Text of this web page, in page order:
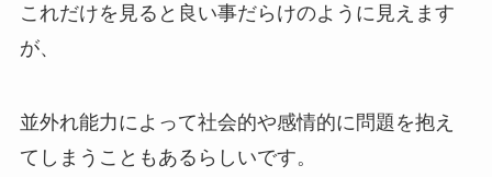
これだけを見ると良い事だらけのように見えます
が、
並外れ能力によって社会的や感情的に問題を抱え
てしまうこともあるらしいです。